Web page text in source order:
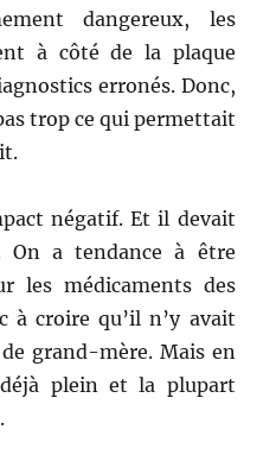
dangereux, les
à côté de la plaque
erronés. Donc,
trop ce qui permettait
négatif. Et il devait
On a tendance à être
les médicaments des
à croire qu’il n’y avait
grand-mère. Mais en
plein et la plupart